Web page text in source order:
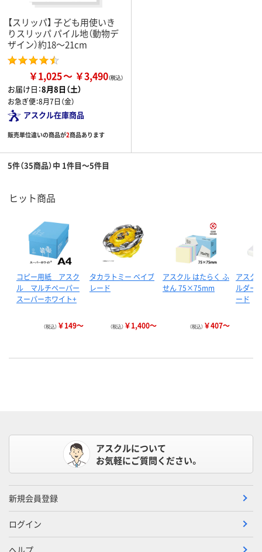
【スリッパ】 子ども用使いき
りスリッパ パイル地（動物デ
ザイン）約18～21cm
￥1,025 ￥3,490
お届け日：8月8日（土）
お急ぎ便：8月7日（金）
アスクル在庫商品
販売単位違いの商品が2商品あります
5件（35商品）中 1件目～5件目
ヒット商品
コピー用紙 アスク
ル マルチペーパー
スーパーホワイト+
（税込） ￥149～
タカラトミー ベイブ
レード
（税込） ￥1,400～
アスクル はたらく ふ
せん 75×75mm
（税込） ￥407～
アスク
ルダー
ード
アスクルについて
お気軽にご質問ください。
新規会員登録
ログイン
ヘルプ